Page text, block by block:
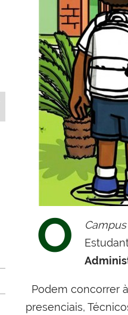
O Campus
Podem concorrer
presenciais,